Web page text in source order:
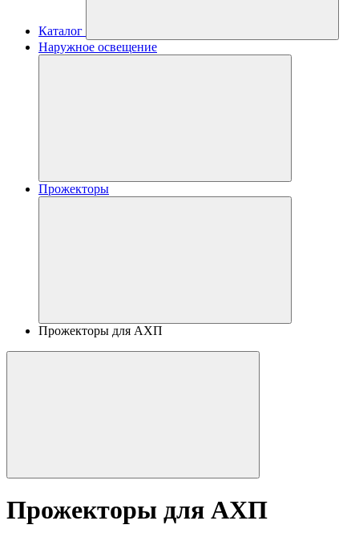
Каталог
Наружное освещение
Прожекторы
Прожекторы для АХП
Прожекторы для АХП